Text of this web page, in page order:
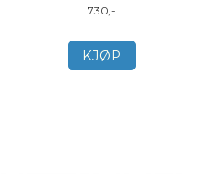
730,-
KJØP